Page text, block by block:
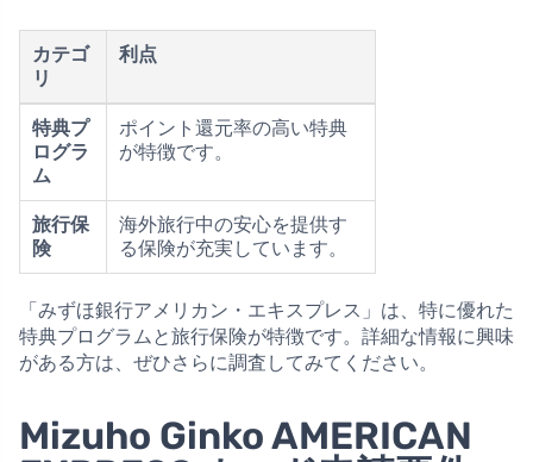
カテゴ
リ
利点
特典プ
ログラ
ム
ポイント還元率の高い特典
が特徴です。
旅行保
険
海外旅行中の安心を提供す
る保険が充実しています。
「みずほ銀行アメリカン・エキスプレス」は、特に優れた
特典プログラムと旅行保険が特徴です。詳細な情報に興味
がある方は、ぜひさらに調査してみてください。
Mizuho Ginko AMERICAN